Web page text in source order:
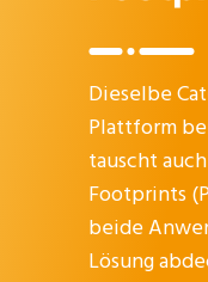
Dieselbe
Plattform
tauscht
Footprints
beide
Lösung